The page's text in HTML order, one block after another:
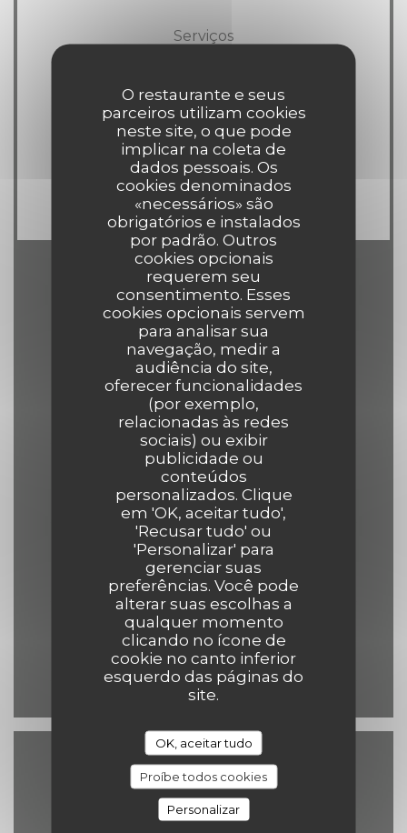
O restaurante e seus
parceiros utilizam cookies
neste site, o que pode
implicar na coleta de
dados pessoais. Os
cookies denominados
«necessários» são
obrigatórios e instalados
por padrão. Outros
cookies opcionais
requerem seu
consentimento. Esses
cookies opcionais servem
para analisar sua
navegação, medir a
audiência do site,
oferecer funcionalidades
(por exemplo,
relacionadas às redes
sociais) ou exibir
publicidade ou
conteúdos
personalizados. Clique
em 'OK, aceitar tudo',
'Recusar tudo' ou
'Personalizar' para
gerenciar suas
preferências. Você pode
alterar suas escolhas a
qualquer momento
clicando no ícone de
cookie no canto inferior
esquerdo das páginas do
site.
OK, aceitar tudo
Proíbe todos cookies
Personalizar
Serviços
Métodos de pagamento
American Express, Visa,
Eurocard/Mastercard, Dinheiro, Cartão
Azul
Horário de abertura
Seg-Qui
12:00 - 14:00
19:00 - 21:30
Sexta-feira
12:00 - 14:00 • 19:00 - 22:00
Sábado
12:00 - 14:30 • 19:00 - 22:00
Domingo
12:00 - 14:30 • 19:00 - 21:30
Acesso